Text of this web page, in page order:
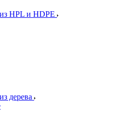
HPL и HDPE
дерева